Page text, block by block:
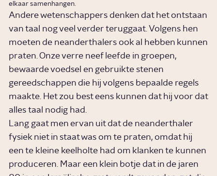
elkaar samenhangen.
Andere wetenschappers denken dat het ontstaan
van taal nog veel verder teruggaat. Volgens hen
moeten de neanderthalers ook al hebben kunnen
praten. Onze verre neef leefde in groepen,
bewaarde voedsel en gebruikte stenen
gereedschappen die hij volgens bepaalde regels
maakte. Het zou best eens kunnen dat hij voor dat
alles taal nodig had.
Lang gaat men ervan uit dat de neanderthaler
fysiek niet in staat was om te praten, omdat hij
een te kleine keelholte had om klanken te kunnen
produceren. Maar een klein botje dat in de jaren